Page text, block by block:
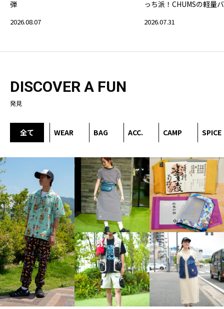
弾
2026.08.07
っち派！CHUMSの軽量
2026.07.31
DISCOVER A FUN
発見
全て WEAR BAG ACC. CAMP SPICE